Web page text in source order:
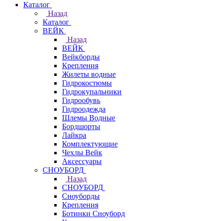
Каталог
Назад
Каталог
ВЕЙК
Назад
ВЕЙК
Вейкборды
Крепления
Жилеты водные
Гидрокостюмы
Гидрокупальники
Гидрообувь
Гидроодежда
Шлемы Водные
Бордшорты
Лайкра
Комплектующие
Чехлы Вейк
Аксессуары
СНОУБОРД
Назад
СНОУБОРД
Сноуборды
Крепления
Ботинки Сноуборд